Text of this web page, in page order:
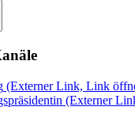
(Externer Link, Link
(Externer